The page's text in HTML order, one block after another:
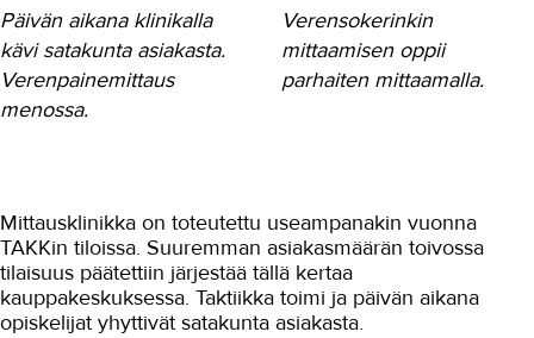
Rekrytoivalla koulutuksella
lähihoitajaksi
Opettajilta saatu tuki auttoi
valmistumaan
Opiskelemaan 12 kotiäitivuoden
jälkeen
”Vakituinen työsuhde, onhan se
aikamoista”
Päivän aikana klinikalla
kävi satakunta asiakasta.
Verenpainemittaus
menossa.
Verensokerinkin
mittaamisen oppii
parhaiten mittaamalla.
Mittausklinikka on toteutettu useampanakin vuonna
TAKKin tiloissa. Suuremman asiakasmäärän toivossa
tilaisuus päätettiin järjestää tällä kertaa
kauppakeskuksessa. Taktiikka toimi ja päivän aikana
opiskelijat yhyttivät satakunta asiakasta.